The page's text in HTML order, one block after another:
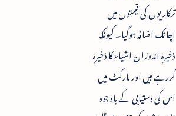
ترکاریوں کی قیمتوں میں
اچانک اضافہ ہوگیا۔ کیونکہ
ذخیرہ اندوزان اشیاء کا ذخیرہ
کررہے ہیں اور مارکٹ میں
اس کی دستیابی کے باوجود